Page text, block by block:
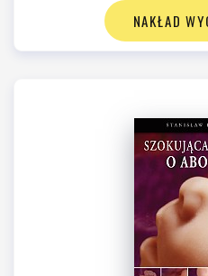
NAKŁAD